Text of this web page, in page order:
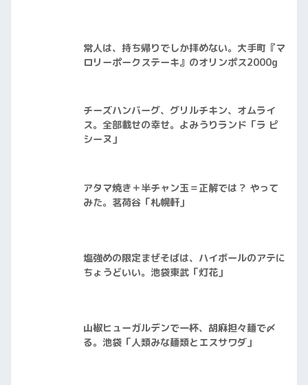
常人は、持ち帰りでしか拝めない。大手町『マ
ロリーポークステーキ』のオリンポス2000g
チーズハンバーグ、グリルチキン、オムライ
ス。全部載せの幸せ。よみうりランド「ラ ピ
シーヌ」
アタマ焼き＋半チャン玉＝正解では？ やって
みた。茗荷谷「札幌軒」
塩強めの限定まぜそばは、ハイボールのアテに
ちょうどいい。池袋東武「灯花」
山椒ヒューガルデンで一杯、胡麻担々麺で〆
る。池袋「人類みな麺類とエスサワダ」